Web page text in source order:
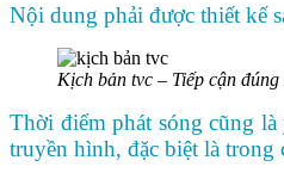
Nội dung phải được thiết kế
Kịch bản tvc – Tiếp cận
Thời điểm phát sóng cũng
truyền hình, đặc biệt là trong